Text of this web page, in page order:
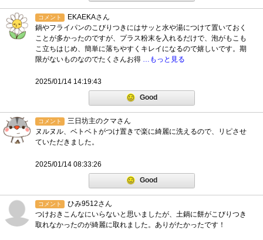
コメント
EKAEKAさん
鍋やフライパンのこびりつきにはサッと水や湯につけて置いておく
ことが多かったのですが、プラス粉末を入れるだけで、泡がもこも
こ立ちはじめ、簡単に落ちやすくキレイになるので嬉しいです。期
限がないものなのでたくさんお得 …もっと見る
2025/01/14 14:19:43
Good
コメント
三日坊主のクマさん
ヌルヌル、ベトベトがつけ置きで楽に綺麗に洗えるので、リピさせ
ていただきました。
2025/01/14 08:33:26
Good
コメント
ひみ9512さん
つけおきこんなにいらないと思いましたが、土鍋に餅がこびりつき
取れなかったのが綺麗に取れました。ありがたかったです！